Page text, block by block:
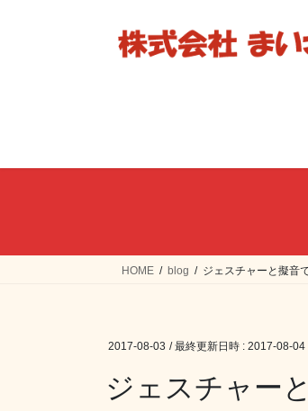
HOME blog ジェスチャーと擬音
2017-08-03 / 最終更新日時 : 2017-08-04
ジェスチャー